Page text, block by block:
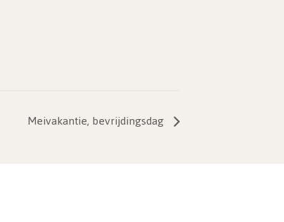
Meivakantie, bevrijdingsdag